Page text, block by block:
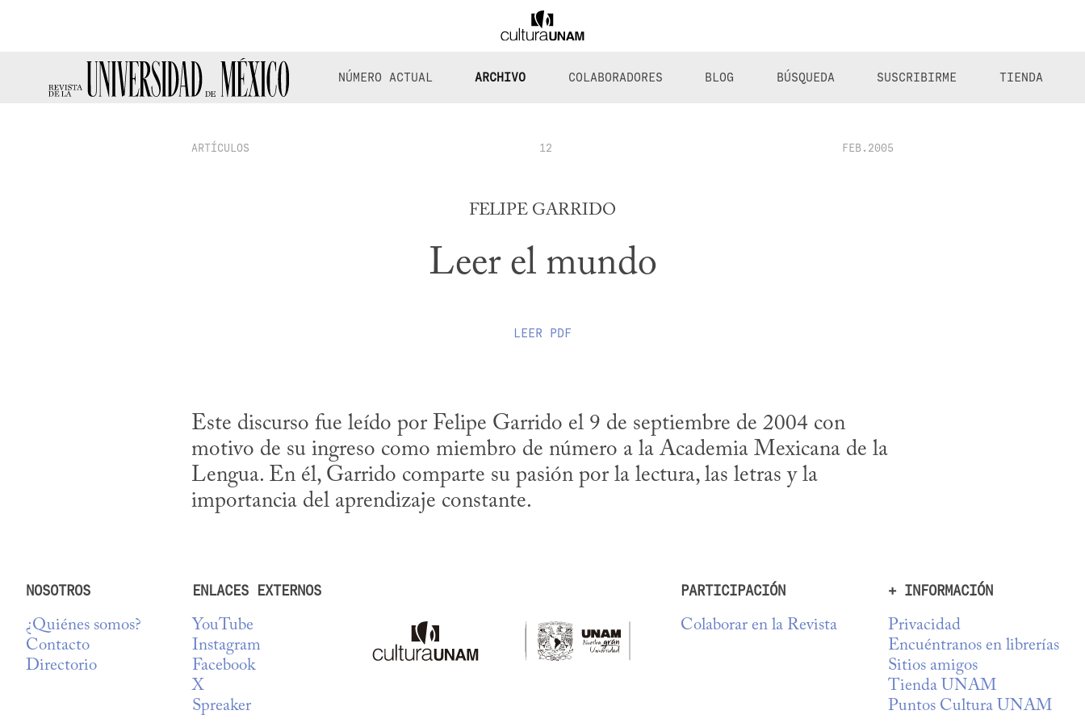
NÚMERO ACTUAL ARCHIVO COLABORADORES BLOG BÚSQUEDA SUSCRIBIRME TIENDA
ARTÍCULOS 12 FEB.2005
FELIPE GARRIDO
Leer el mundo
LEER PDF
Este discurso fue leído por Felipe Garrido el 9 de septiembre de 2004 con
motivo de su ingreso como miembro de número a la Academia Mexicana de la
Lengua. En él, Garrido comparte su pasión por la lectura, las letras y la
importancia del aprendizaje constante.
NOSOTROS
¿Quiénes somos?
Contacto
Directorio
ENLACES EXTERNOS
YouTube
Instagram
Facebook
X
Spreaker
PARTICIPACIÓN
Colaborar en la Revista
+ INFORMACIÓN
Privacidad
Encuéntranos en librerías
Sitios amigos
Tienda UNAM
Puntos Cultura UNAM